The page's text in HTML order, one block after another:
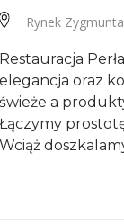
Rynek
Restauracja
elegancja oraz
świeże a
Łączymy
Wciąż